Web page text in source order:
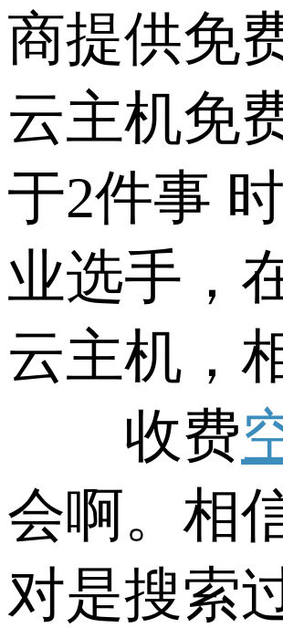
商提供免
云主机免
于2件事
业选手，
云主机，
收费
会啊。相
对是搜索